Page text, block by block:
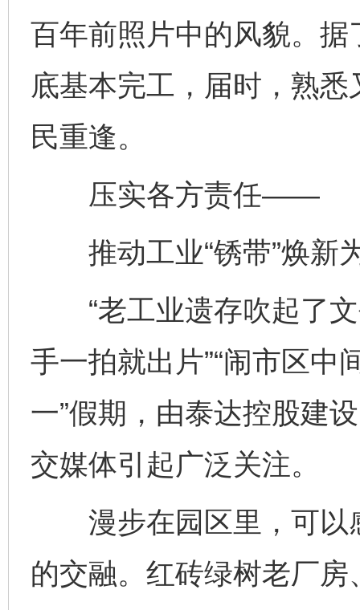
百年前照片中的风貌。
底基本完工，届时，熟
民重逢。
压实各方责任——
推动工业“锈带”焕新为
“老工业遗存吹起了文
手一拍就出片”“闹市区
一”假期，由泰达控股建
交媒体引起广泛关注。
漫步在园区里，可以
的交融。红砖绿树老厂